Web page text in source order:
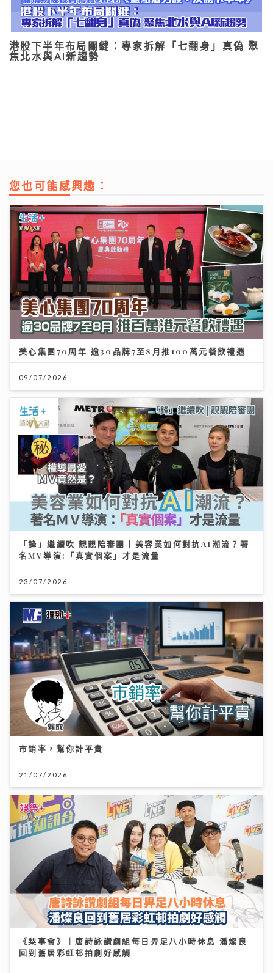
港股下半年布局關鍵：專家拆解「七翻身」真偽 聚
焦北水與AI新趨勢
您也可能感興趣：
美心集團70周年 逾30品牌7至8月推100萬元餐飲禮遇
09/07/2026
「鋒」繼續吹 靚靚陪審團 | 美容業如何對抗AI潮流？著
名MV導演:「真實個案」才是流量
23/07/2026
市銷率，幫你計平貴
21/07/2026
《梨事會》｜唐詩詠讚劇組每日畀足八小時休息 潘燦良
回到舊居彩虹邨拍劇好感觸